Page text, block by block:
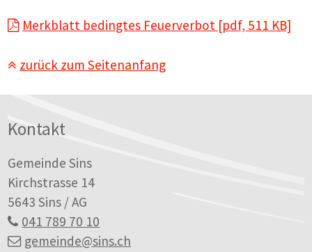
Merkblatt bedingtes Feuerverbot [pdf, 511 KB]
zurück zum Seitenanfang
Kontakt
Gemeinde Sins
Kirchstrasse 14
5643 Sins / AG
041 789 70 10
gemeinde@sins.ch